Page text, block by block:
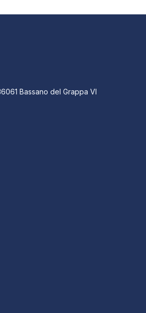
Bassano del Grappa VI